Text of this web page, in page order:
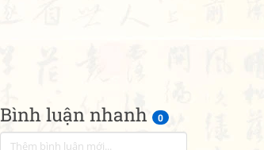
Bình luận nhanh 0